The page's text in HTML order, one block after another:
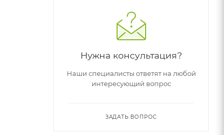
Нужна консультация?
Наши специалисты ответят на любой
интересующий вопрос
ЗАДАТЬ ВОПРОС